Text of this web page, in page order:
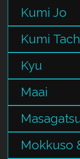
Kumi Jo
Kumi
Kyu
Maai
Mokkuso